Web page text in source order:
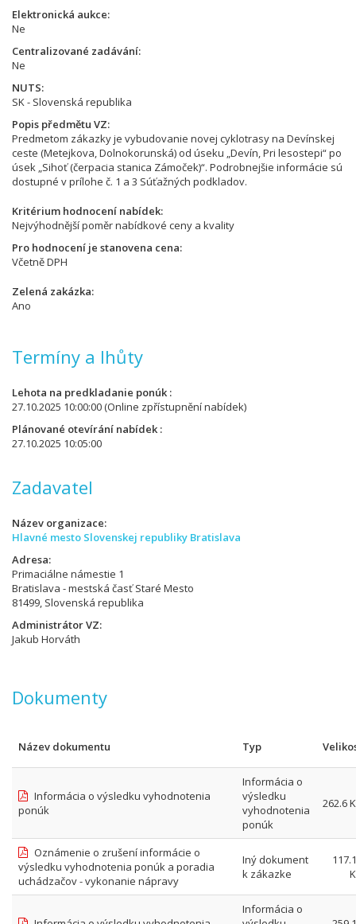
Elektronická aukce
Ne
Centralizované zadávání
Ne
NUTS
SK - Slovenská republika
Popis předmětu VZ
Predmetom zákazky je vybudovanie novej cyklotrasy na Devínskej
ceste (Metejkova, Dolnokorunská) od úseku „Devín, Pri lesostepi“ po
úsek „Sihoť (čerpacia stanica Zámoček)“. Podrobnejšie informácie sú
dostupné v prílohe č. 1 a 3 Súťažných podkladov.
Kritérium hodnocení nabídek
Nejvýhodnější poměr nabídkové ceny a kvality
Pro hodnocení je stanovena cena
Včetně DPH
Zelená zakázka
Ano
Termíny a lhůty
Lehota na predkladanie ponúk
27.10.2025 10:00:00(Online zpřístupnění nabídek)
Plánované otevírání nabídek
27.10.2025 10:05:00
Zadavatel
Název organizace
Hlavné mesto Slovenskej republiky Bratislava
Adresa
Primaciálne námestie 1
Bratislava - mestská časť Staré Mesto
81499, Slovenská republika
Administrátor VZ
Jakub Horváth
Dokumenty
Název dokumentu Typ
Informácia o výsledku vyhodnotenia
ponúk
Informácia o
výsledku
vyhodnotenia
ponúk
262.6
Oznámenie o zrušení informácie o
výsledku vyhodnotenia ponúk a poradia
uchádzačov - vykonanie nápravy
Iný dokument
k zákazke
Informácia o